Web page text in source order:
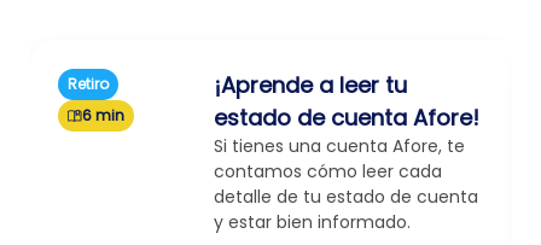
Retiro
6 min
¡Aprende a leer tu
estado de cuenta Afore!
Si tienes una cuenta Afore, te
contamos cómo leer cada
detalle de tu estado de cuenta
y estar bien informado.